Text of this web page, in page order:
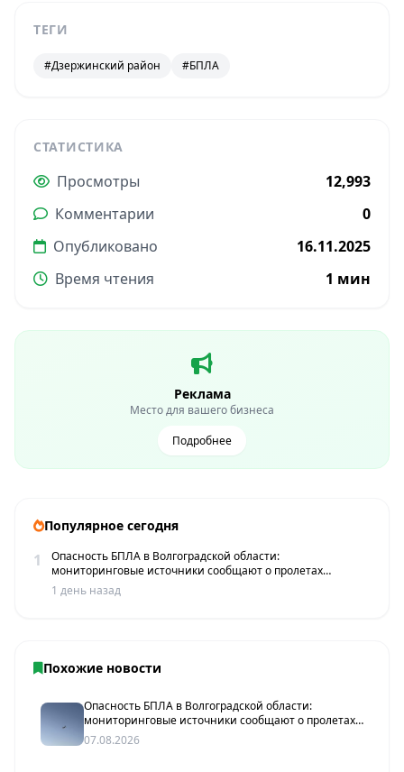
ТЕГИ
#Дзержинский район #БПЛА
СТАТИСТИКА
Просмотры
12,993
Комментарии
0
Опубликовано
16.11.2025
Время чтения
1 мин
Реклама
Место для вашего бизнеса
Подробнее
Популярное сегодня
1
Опасность БПЛА в Волгоградской области:
мониторинговые источники сообщают о пролетах
беспилотников
1 день назад
Похожие новости
Опасность БПЛА в Волгоградской области:
мониторинговые источники сообщают о пролетах
беспилотников
07.08.2026